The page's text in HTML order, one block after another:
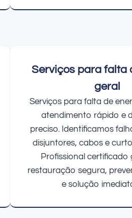
Serviços para falta
geral
Serviços para falta de
atendimento rápido e
preciso. Identificamos
disjuntores, cabos e
Profissional certificado
restauração segura,
e solução